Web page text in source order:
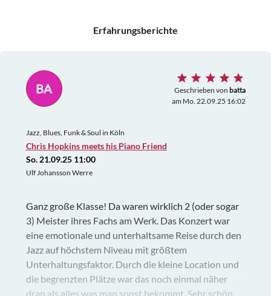
Erfahrungsberichte
BA Geschrieben von batta
am Mo. 22.09.25 16:02
Jazz, Blues, Funk & Soul in Köln
Chris Hopkins meets his Piano Friend
So. 21.09.25 11:00
Ulf Johansson Werre
Ganz große Klasse! Da waren wirklich 2 (oder sogar
3) Meister ihres Fachs am Werk. Das Konzert war
eine emotionale und unterhaltsame Reise durch den
Jazz auf höchstem Niveau mit größtem
Unterhaltungsfaktor. Durch die kleine Location und
die begrenzten Plätze war das noch einmal näher
dran als alles was man sonst bekommt. Sehr schön